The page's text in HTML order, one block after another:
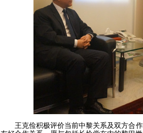
王克俭积极评价当前中黎关系及双方合作